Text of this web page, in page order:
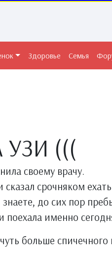
Здоровье Семья
(((
своему врачу.
срочняком
до сих пор
поехала именно
больше спичечного